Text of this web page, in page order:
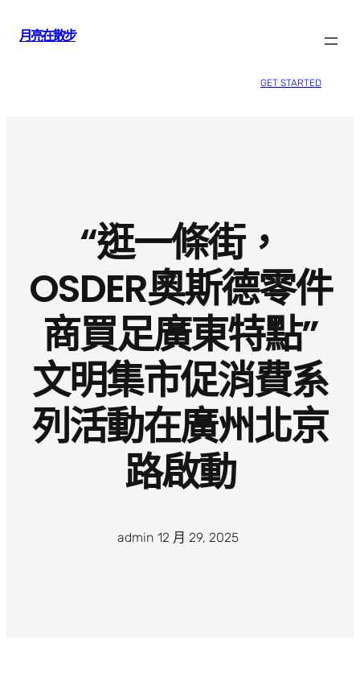
月亮在散步
GET STARTED
“逛一條街，
OSDER奧斯德零件
商買足廣東特點”
文明集市促消費系
列活動在廣州北京
路啟動
admin 12 月 29, 2025